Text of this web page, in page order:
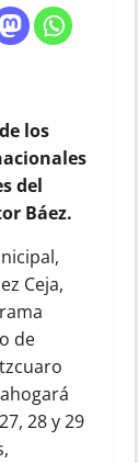
los
del
Báez.
Ceja,
de
28 y 29